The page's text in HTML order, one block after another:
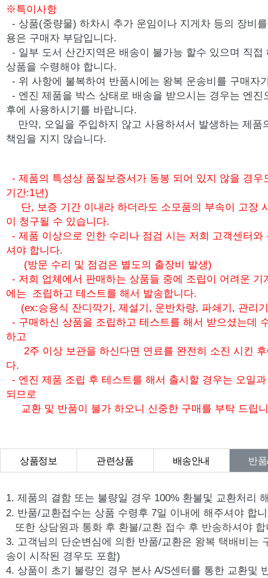
※특이사항
- 상품(중량물) 하차시 추가 운임이나 지게차 등의 장비
용은 구매자 부담입니다.
- 일부 도서 산간지역은 배송이 불가능 할수 있으며 직접
상품을 수령해야 합니다.
- 위 사항에 불복하여 반품시에는 왕복 운송비를 구매자
- 엔진 제품을 박스 상태로 배송을 받으시는 경우는 엔진
후에 사용하시기를 바랍니다.
만약, 오일을 주입하지 않고 사용하셔서 발생하는 제품
책임을 지지 않습니다.
- 제품의 특성상 품질보증서가 동봉 되어 있지 않을 경우
기간:1년)
단, 보증 기간 이내라 하더라도 소모품의 부속이 고장
이 청구될 수 있습니다.
- 제품 이상으로 인한 수리나 점검 시는 저희 고객센터와
셔야 합니다.
(방문 수리 및 점검은 별도의 출장비 발생)
- 저희 업체에서 판매하는 상품들 중에 조립이 어려운 기
에는 조립하고 테스트를 해서 발송합니다.
(ex:승용식 잔디깍기, 제설기, 운반차량, 파쇄기, 관리
- 구매하신 상품을 조립하고 테스트를 해서 받으셨는데
하고
2주 이상 보관을 하신다면 연료를 완전히 소진 시킨 후
다.
- 엔진 제품 조립 후 테스트를 해서 출시할 경우는 오일
되므로
교환 및 반품이 불가 하오니 신중한 구매를 부탁 드립
상품정보 관련상품 배송안내 반
1. 제품의 결함 또는 불량일 경우 100% 환불및 교환처리
2. 반품/교환접수는 상품 수령후 7일 이내에 해주셔야 합
또한 상담원과 통화 후 환불/교환 접수 후 반송하셔야
3. 고객님의 단순변심에 의한 반품/교환은 왕복 택배비는
송이 시작된 경우도 포함)
4. 상품이 초기 불량인 경우 본사 A/S센터를 통한 교환및